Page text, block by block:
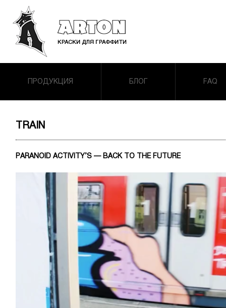
ПРОДУКЦИЯ БЛОГ FAQ
TRAIN
PARANOID ACTIVITY’S — BACK TO THE FUTURE